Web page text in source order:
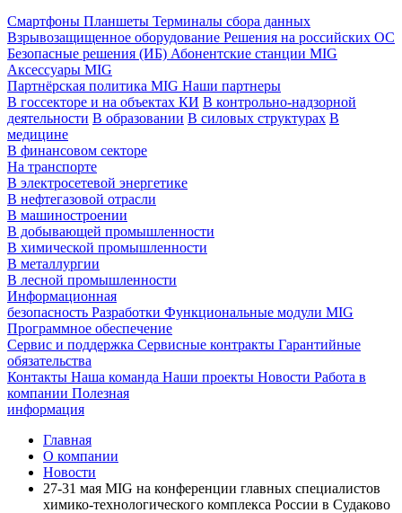
Смартфоны Планшеты Терминалы сбора данных
Взрывозащищенное оборудование Решения на российских ОС
Безопасные решения (ИБ) Абонентские станции MIG
Аксессуары MIG
Партнёрская политика MIG Наши партнеры
В госсекторе и на объектах КИ В контрольно-надзорной
деятельности В образовании В силовых структурах В
медицине
В финансовом секторе
На транспорте
В электросетевой энергетике
В нефтегазовой отрасли
В машиностроении
В добывающей промышленности
В химической промышленности
В металлургии
В лесной промышленности
Информационная
безопасность Разработки Функциональные модули MIG
Программное обеспечение
Сервис и поддержка Сервисные контракты Гарантийные
обязательства
Контакты Наша команда Наши проекты Новости Работа в
компании Полезная
информация
Главная
О компании
Новости
27-31 мая MIG на конференции главных специалистов
химико-технологического комплекса России в Судаково